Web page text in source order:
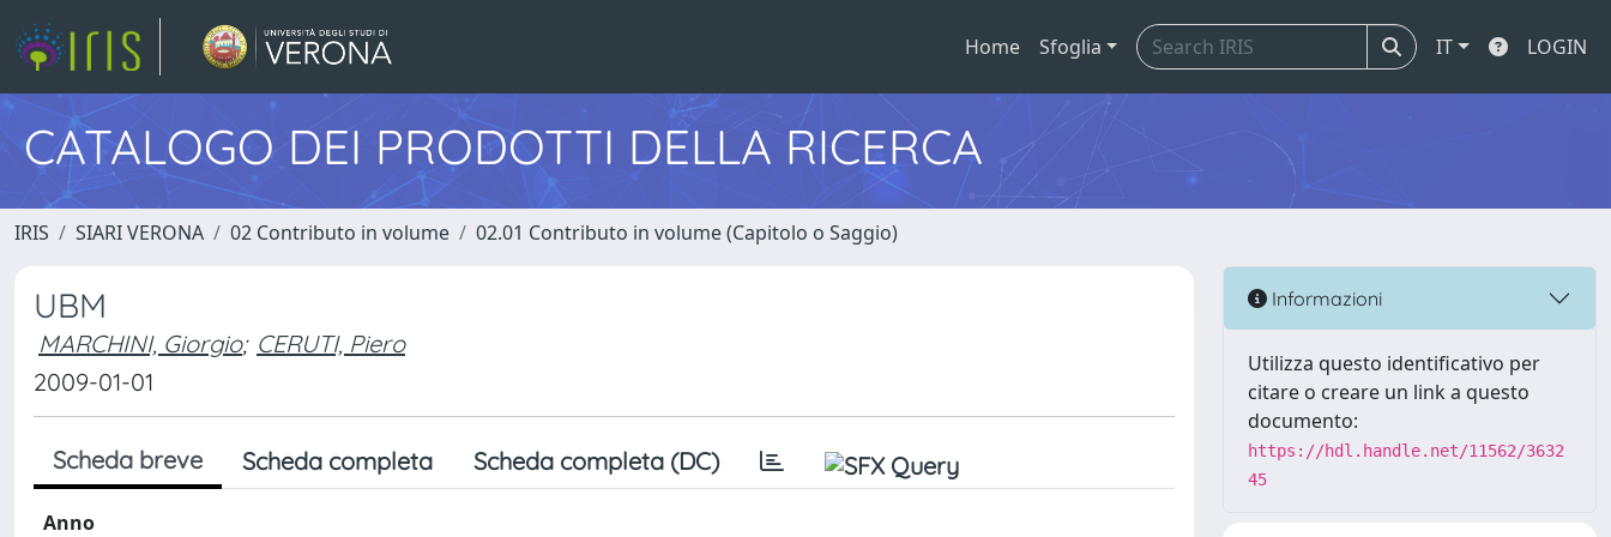
Home Sfoglia IT LOGIN
CATALOGO DEI PRODOTTI DELLA RICERCA
IRIS SIARI VERONA 02 Contributo in volume 02.01 Contributo in volume (Capitolo o Saggio)
UBM
MARCHINI, Giorgio; CERUTI, Piero
2009-01-01
Scheda breve Scheda completa Scheda completa (DC)
Anno
Informazioni
Utilizza questo identificativo per
citare o creare un link a questo
documento:
https://hdl.handle.net/11562/3632
45